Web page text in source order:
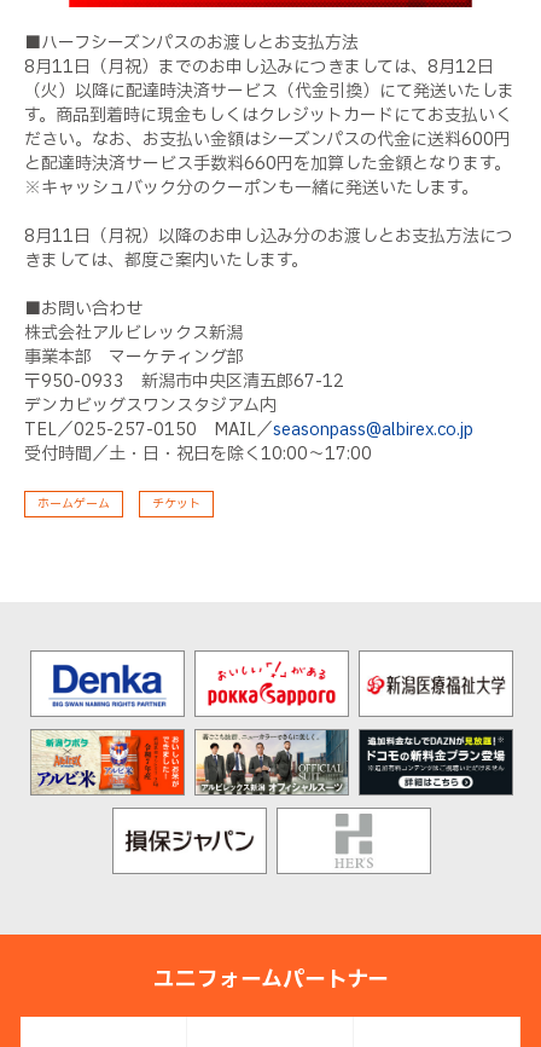
■ハーフシーズンパスのお渡しとお支払方法
8月11日（月祝）までのお申し込みにつきましては、8月12日
（火）以降に配達時決済サービス（代金引換）にて発送いたしま
す。商品到着時に現金もしくはクレジットカードにてお支払いく
ださい。なお、お支払い金額はシーズンパスの代金に送料600円
と配達時決済サービス手数料660円を加算した金額となります。
※キャッシュバック分のクーポンも一緒に発送いたします。
8月11日（月祝）以降のお申し込み分のお渡しとお支払方法につ
きましては、都度ご案内いたします。
■お問い合わせ
株式会社アルビレックス新潟
事業本部 マーケティング部
〒950-0933 新潟市中央区清五郎67-12
デンカビッグスワンスタジアム内
TEL／025-257-0150 MAIL／seasonpass@albirex.co.jp
受付時間／土・日・祝日を除く10:00～17:00
ホームゲーム チケット
ユニフォームパートナー